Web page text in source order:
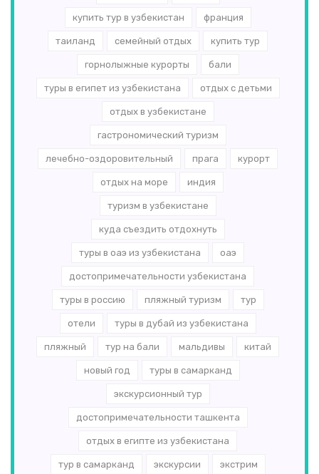
купить тур в узбекистан франция
таиланд семейный отдых купить тур
горнолыжные курорты бали
туры в египет из узбекистана отдых с детьми
отдых в узбекистане
гастрономический туризм
лечебно-оздоровительный прага курорт
отдых на море индия
туризм в узбекистане
куда съездить отдохнуть
туры в оаэ из узбекистана оаэ
достопримечательности узбекистана
туры в россию пляжный туризм тур
отели туры в дубай из узбекистана
пляжный тур на бали мальдивы китай
новый год туры в самарканд
экскурсионный тур
достопримечательности ташкента
отдых в египте из узбекистана
тур в самарканд экскурсии экстрим